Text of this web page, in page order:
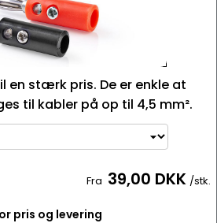
en stærk pris. De er enkle at
til kabler på op til 4,5 mm².
Fra 39,00 DKK /stk.
pris og levering